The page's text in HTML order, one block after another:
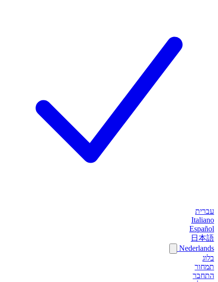
עברית
Italiano
Español
日本語
Nederlands
בלוג
תמחור
התחבר